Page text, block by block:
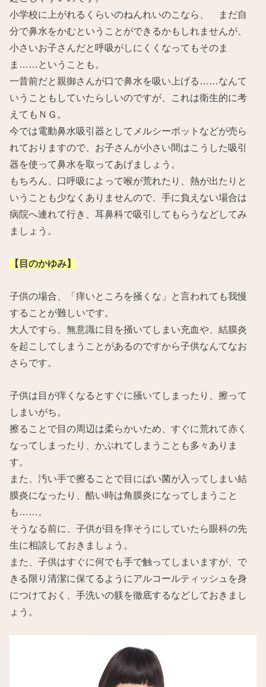
小学校に上がれるくらいのねんれいのこなら、 まだ自
分で鼻水をかむということができるかもしれませんが、
小さいお子さんだと呼吸がしにくくなってもそのま
ま……ということも。
一昔前だと親御さんが口で鼻水を吸い上げる……なんて
いうこともしていたらしいのですが、これは衛生的に考
えてもＮＧ。
今では電動鼻水吸引器としてメルシーポットなどが売ら
れておりますので、お子さんが小さい間はこうした吸引
器を使って鼻水を取ってあげましょう。
もちろん、口呼吸によって喉が荒れたり、熱が出たりと
いうことも少なくありませんので、手に負えない場合は
病院へ連れて行き、耳鼻科で吸引してもらうなどしてみ
ましょう。
【目のかゆみ】
子供の場合、「痒いところを掻くな」と言われても我慢
することが難しいです。
大人ですら、無意識に目を掻いてしまい充血や、結膜炎
を起こしてしまうことがあるのですから子供なんてなお
さらです。
子供は目が痒くなるとすぐに掻いてしまったり、擦って
しまいがち。
擦ることで目の周辺は柔らかいため、すぐに荒れて赤く
なってしまったり、かぶれてしまうことも多々ありま
す。
また、汚い手で擦ることで目にばい菌が入ってしまい結
膜炎になったり、酷い時は角膜炎になってしまうこと
も……。
そうなる前に、子供が目を痒そうにしていたら眼科の先
生に相談しておきましょう。
また、子供はすぐに何でも手で触ってしまいますが、で
きる限り清潔に保てるようにアルコールティッシュを身
につけておく、手洗いの躾を徹底するなどしておきまし
ょう。